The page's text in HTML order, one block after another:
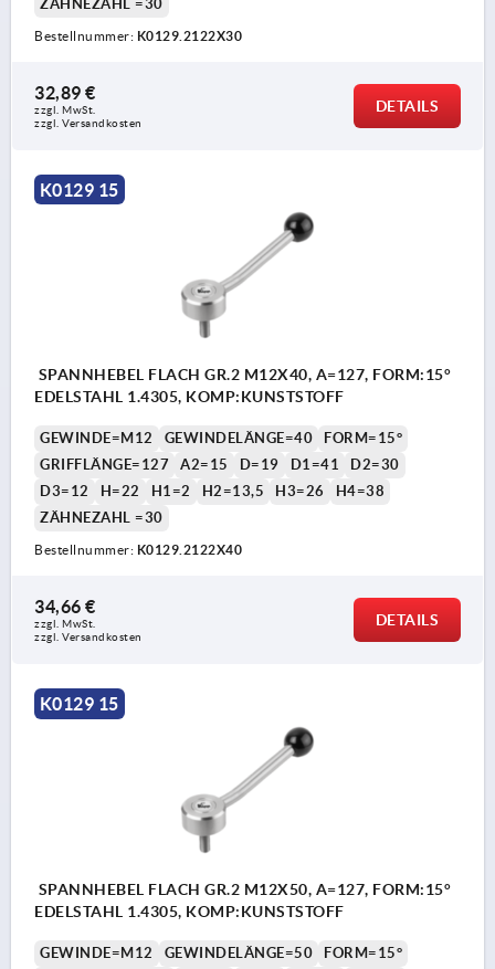
ZÄHNEZAHL =30
Bestellnummer: K0129.2122X30
32,89 €
zzgl. MwSt.
zzgl. Versandkosten
DETAILS
K0129 15
SPANNHEBEL FLACH GR.2 M12X40, A=127, FORM:15°
EDELSTAHL 1.4305, KOMP:KUNSTSTOFF
GEWINDE=M12 GEWINDELÄNGE=40
FORM=15°
GRIFFLÄNGE=127
A2=15 D=19 D1=41
D2=30
D3=12
H=22 H1=2 H2=13,5 H3=26
H4=38
ZÄHNEZAHL =30
Bestellnummer: K0129.2122X40
34,66 €
zzgl. MwSt.
zzgl. Versandkosten
DETAILS
K0129 15
SPANNHEBEL FLACH GR.2 M12X50, A=127, FORM:15°
EDELSTAHL 1.4305, KOMP:KUNSTSTOFF
GEWINDE=M12 GEWINDELÄNGE=50
FORM=15°